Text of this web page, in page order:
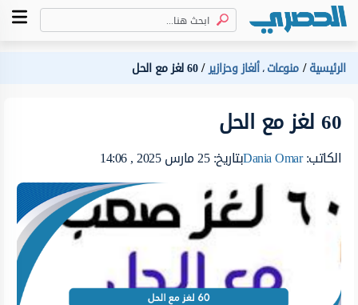
الرئيسية منوعات،ألغاز وحزازير 60 لغز مع الحل
60 لغز مع الحل
الكاتب:Dania Omarبتاريخ: 25 مارس 2025 , 14:06